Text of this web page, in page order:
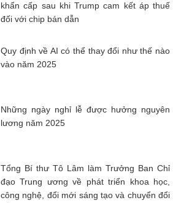
khẩn cấp sau khi Trump cam kết áp thuế
đối với chip bán dẫn
Quy định về AI có thể thay đổi như thế nào
vào năm 2025
Những ngày nghỉ lễ được hưởng nguyên
lương năm 2025
Tổng Bí thư Tô Lâm làm Trưởng Ban Chỉ
đạo Trung ương về phát triển khoa học,
công nghệ, đổi mới sáng tạo và chuyển đổi